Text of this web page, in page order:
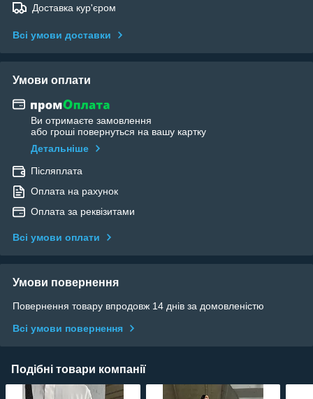
Доставка кур'єром
Всі умови доставки
Умови оплати
Ви отримаєте замовлення
або гроші повернуться на вашу картку
Детальніше
Післяплата
Оплата на рахунок
Оплата за реквізитами
Всі умови оплати
Умови повернення
Повернення товару впродовж 14 днів за домовленістю
Всі умови повернення
Подібні товари компанії